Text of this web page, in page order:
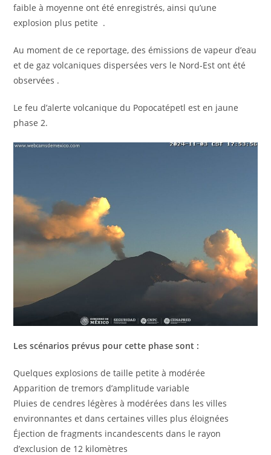
faible à moyenne ont été enregistrés, ainsi qu’une
explosion plus petite .
Au moment de ce reportage, des émissions de vapeur d’eau
et de gaz volcaniques dispersées vers le Nord-Est ont été
observées .
Le feu d’alerte volcanique du Popocatépetl est en jaune
phase 2.
Les scénarios prévus pour cette phase sont :
Quelques explosions de taille petite à modérée
Apparition de tremors d’amplitude variable
Pluies de cendres légères à modérées dans les villes
environnantes et dans certaines villes plus éloignées
Éjection de fragments incandescents dans le rayon
d’exclusion de 12 kilomètres